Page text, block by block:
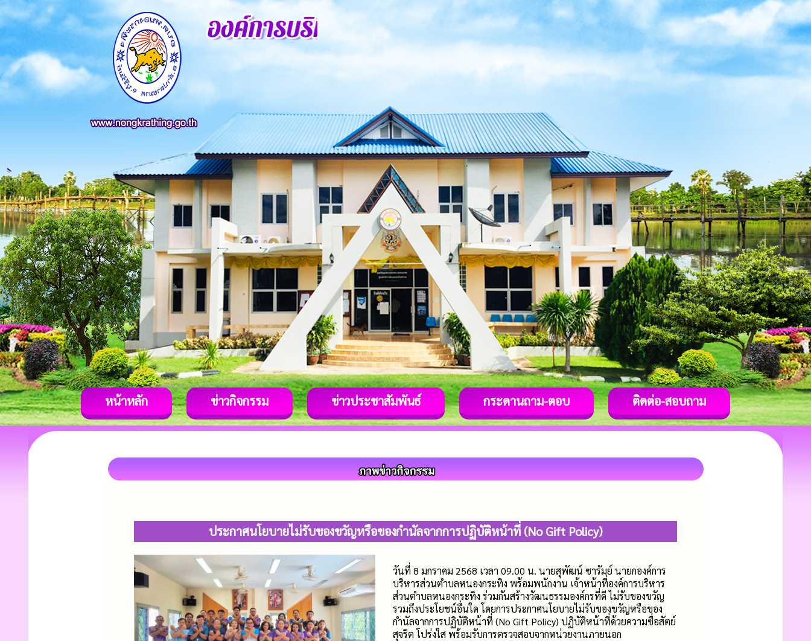
หน้าหลัก ข่าวกิจกรรม ข่าวประชาสัมพันธ์ กระดานถาม-ตอบ ติดต่อ-สอบถาม
ประกาศนโยบายไม่รับของขวัญหรือของกำนัลจากการปฏิบัติหน้าที่ (No Gift Policy)
วันที่ 8 มกราคม 2568 เวลา 09.00 น. นายสุพัฒน์ ซารัมย์ นายกองค์การ
บริหารส่วนตำบลหนองกระทิง พร้อมพนักงาน เจ้าหน้าที่องค์การบริหาร
ส่วนตำบลหนองกระทิง ร่วมกันสร้างวัฒนธรรมองค์กรที่ดี ไม่รับของขวัญ
รวมถึงประโยชน์อื่นใด โดยการประกาศนโยบายไม่รับของขวัญหรือของ
กำนัลจากการปฏิบัติหน้าที่ (No Gift Policy) ปฏิบัติหน้าที่ด้วยความซื่อสัตย์
สุจริต โปร่งใส พร้อมรับการตรวจสอบจากหน่วยงานภายนอก